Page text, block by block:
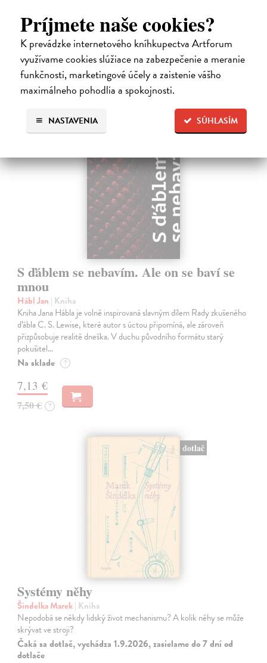
Príjmete naše cookies?
K prevádzke internetového kníhkupectva Artforum
využívame cookies slúžiace na zabezpečenie a meranie
funkčnosti, marketingové účely a zaistenie vášho
maximálneho pohodlia a spokojnosti.
SÚHLASÍM
NASTAVENIA
Kareninové. Vydávání Kunderových románů v českém jazyce se
uzavírá.
Na sklade ?
14,73 €
15,50 € ?
na sklade
S ďáblem se nebavím. Ale on se baví se
mnou
Hábl Jan | Kniha
Kniha Jana Hábla je volně inspirovaná slavným dílem Rady zkušeného
ďábla C. S. Lewise, které autor s úctou připomíná, ale zároveň
přizpůsobuje realitě dneška. V duchu původního formátu starý
pokušitel…
Na sklade ?
7,13 €
7,50 € ?
dotlač
Systémy něhy
Šindelka Marek| Kniha
Nepodobá se někdy lidský život mechanismu? A kolik něhy se může
skrývat ve stroji?
Čaká sa dotlač, vychádza 1.9.2026, zasielame do 7 dní od
dotlače